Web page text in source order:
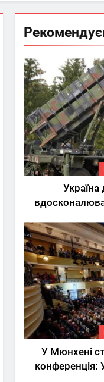
У Мюнхені
конференція: